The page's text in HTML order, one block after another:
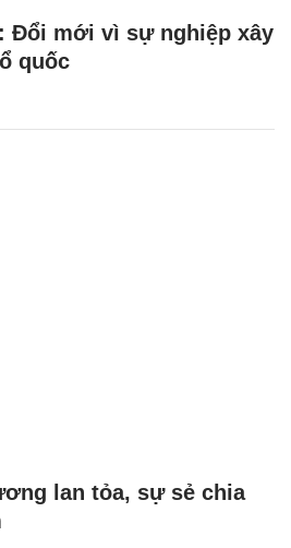
Đổi mới vì sự nghiệp xây
quốc
lan tỏa, sự sẻ chia